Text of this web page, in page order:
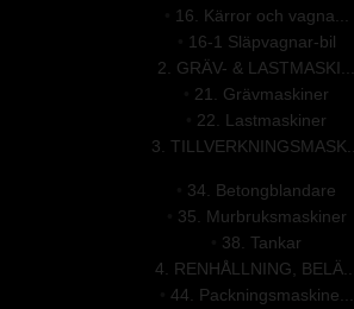
16. Kärror och vagna...
16-1 Släpvagnar-bil
2. GRÄV- & LASTMASKI...
21. Grävmaskiner
22. Lastmaskiner
3. TILLVERKNINGSMASK...
34. Betongblandare
35. Murbruksmaskiner
38. Tankar
4. RENHÅLLNING, BELÄ...
44. Packningsmaskine...